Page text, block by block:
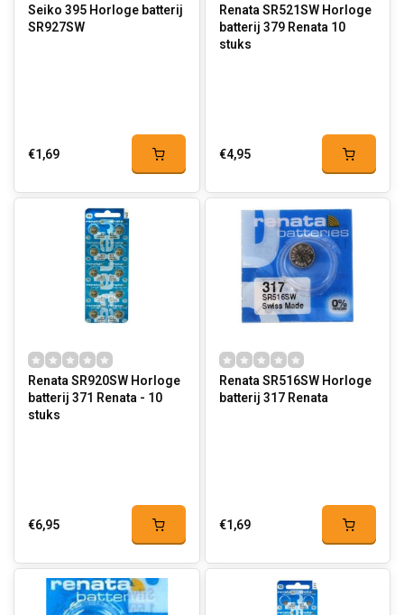
Seiko 395 Horloge batterij
SR927SW
€1,69
Renata SR521SW Horloge
batterij 379 Renata 10
stuks
€4,95
Renata SR920SW Horloge
batterij 371 Renata - 10
stuks
€6,95
Renata SR516SW Horloge
batterij 317 Renata
€1,69